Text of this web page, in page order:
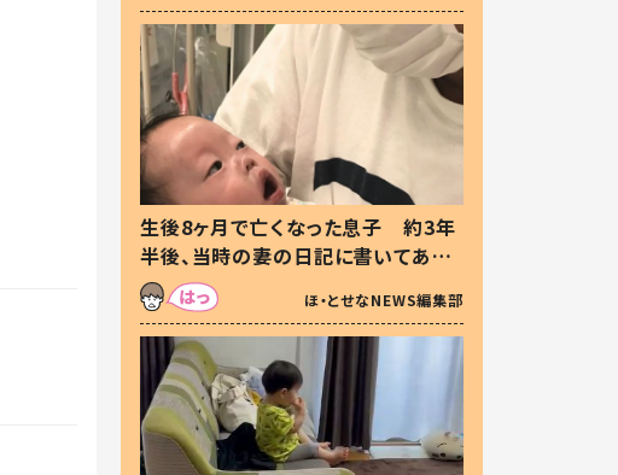
生後8ヶ月で亡くなった息子 約3年
半後、当時の妻の日記に書いてあっ
た本音とは
ほ・とせなNEWS編集部